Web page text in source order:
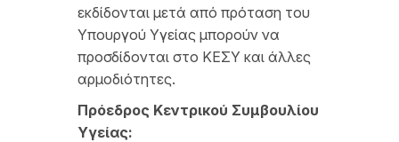
εκδίδονται μετά από πρόταση του
Υπουργού Υγείας μπορούν να
προσδίδονται στο ΚΕΣΥ και άλλες
αρμοδιότητες.
Πρόεδρος Κεντρικού Συμβουλίου
Υγείας: